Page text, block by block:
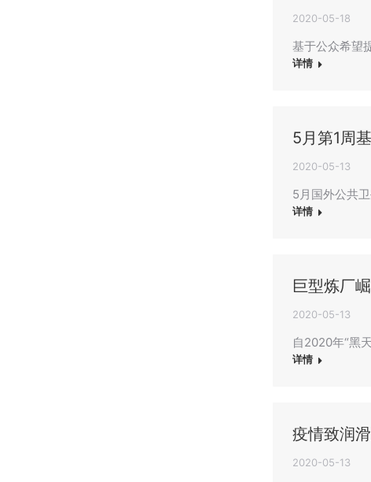
2020-05-18
基于公众希望
详情
5月第1周
2020-05-13
5月国外公共
详情
巨型炼厂
2020-05-13
自2020年“黑
详情
疫情致润
2020-05-13